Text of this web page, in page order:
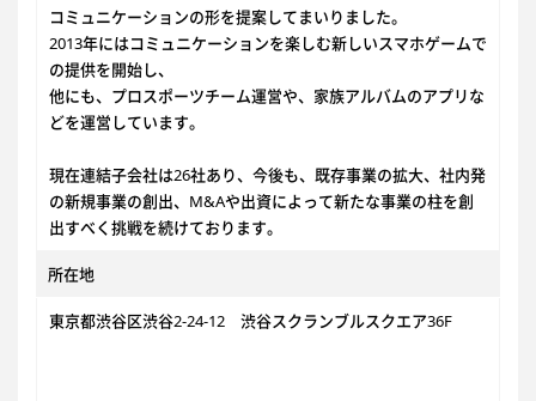
コミュニケーションの形を提案してまいりました。
2013年にはコミュニケーションを楽しむ新しいスマホゲームで
の提供を開始し、
他にも、プロスポーツチーム運営や、家族アルバムのアプリな
どを運営しています。
現在連結子会社は26社あり、今後も、既存事業の拡大、社内発
の新規事業の創出、M&Aや出資によって新たな事業の柱を創
出すべく挑戦を続けております。
所在地
東京都渋谷区渋谷2-24-12 渋谷スクランブルスクエア36F